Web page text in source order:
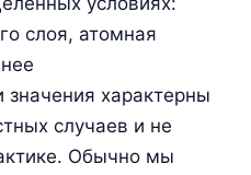
слоя, атомная
значения характерны
случаев и не
Обычно мы